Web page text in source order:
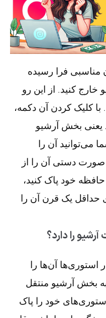
مناسبی فرا رسیده
خارج کنید. از این رو
کلیک کردن آن دکمه،
یعنی بخش آرشیو
می‌توانید آن را
صورت دستی آن را از
خود پاک کنید،
حداقل یک قرن آن را
آرشیو را دارد؟
استوری‌ها آن‌ها را
بخش آرشیو منتقل
خود را پاک